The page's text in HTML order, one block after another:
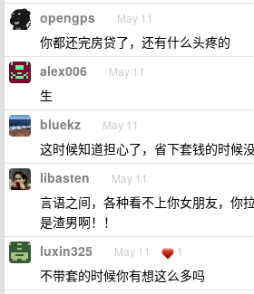
opengps May 11
你都还完房贷了，还有什么头疼的
alex006 May 11
生
bluekz May 11
这时候知道担心了，省下套钱的时候
libasten May 11
言语之间，各种看不上你女朋友，你
是渣男啊！！
luxin325 May 11 1
不带套的时候你有想这么多吗